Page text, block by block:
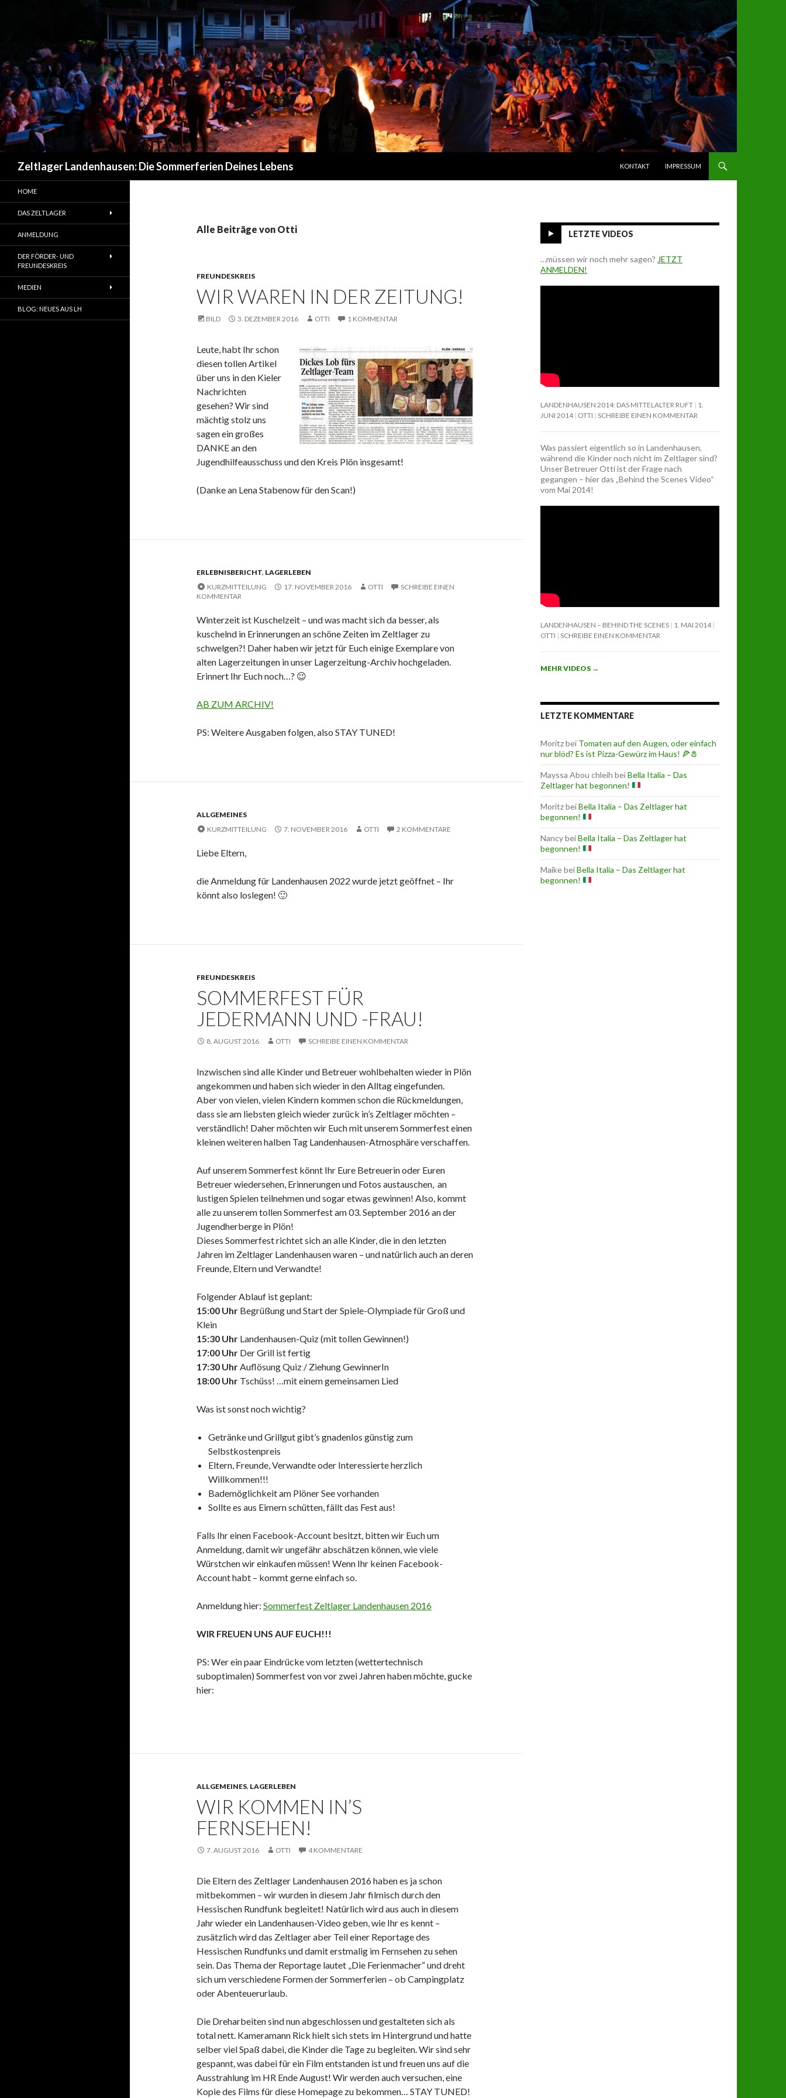
Zeltlager Landenhausen: Die Sommerferien Deines Lebens
KONTAKT
IMPRESSUM
Alle Beiträge von Otti
FREUNDESKREIS
WIR WAREN IN DER ZEITUNG!
BILD 3. DEZEMBER 2016 OTTI 1 KOMMENTAR
Leute, habt Ihr schon
diesen tollen Artikel
über uns in den Kieler
Nachrichten
gesehen? Wir sind
mächtig stolz uns
sagen ein großes
DANKE an den
Jugendhilfeausschuss und den Kreis Plön insgesamt!
(Danke an Lena Stabenow für den Scan!)
ERLEBNISBERICHT, LAGERLEBEN
KURZMITTEILUNG
17. NOVEMBER 2016 OTTI
SCHREIBE EINEN
KOMMENTAR
Winterzeit ist Kuschelzeit – und was macht sich da besser, als
kuschelnd in Erinnerungen an schöne Zeiten im Zeltlager zu
schwelgen?! Daher haben wir jetzt für Euch einige Exemplare von
alten Lagerzeitungen in unser Lagerzeitung-Archiv hochgeladen.
Erinnert Ihr Euch noch…? 😉
AB ZUM ARCHIV!
PS: Weitere Ausgaben folgen, also STAY TUNED!
ALLGEMEINES
KURZMITTEILUNG
7. NOVEMBER 2016 OTTI 2 KOMMENTARE
Liebe Eltern,
die Anmeldung für Landenhausen 2022 wurde jetzt geöffnet – Ihr
könnt also loslegen! 🙂
FREUNDESKREIS
SOMMERFEST FÜR
JEDERMANN UND -FRAU!
8. AUGUST 2016 OTTI SCHREIBE EINEN KOMMENTAR
Inzwischen sind alle Kinder und Betreuer wohlbehalten wieder in Plön
angekommen und haben sich wieder in den Alltag eingefunden.
Aber von vielen, vielen Kindern kommen schon die Rückmeldungen,
dass sie am liebsten gleich wieder zurück in’s Zeltlager möchten –
verständlich! Daher möchten wir Euch mit unserem Sommerfest einen
kleinen weiteren halben Tag Landenhausen-Atmosphäre verschaffen.
Auf unserem Sommerfest könnt Ihr Eure Betreuerin oder Euren
Betreuer wiedersehen, Erinnerungen und Fotos austauschen, an
lustigen Spielen teilnehmen und sogar etwas gewinnen! Also, kommt
alle zu unserem tollen Sommerfest am 03. September 2016 an der
Jugendherberge in Plön!
Dieses Sommerfest richtet sich an alle Kinder, die in den letzten
Jahren im Zeltlager Landenhausen waren – und natürlich auch an deren
Freunde, Eltern und Verwandte!
Folgender Ablauf ist geplant:
15:00 Uhr Begrüßung und Start der Spiele-Olympiade für Groß und
Klein
15:30 Uhr Landenhausen-Quiz (mit tollen Gewinnen!)
17:00 Uhr Der Grill ist fertig
17:30 UhrAuflösung Quiz / Ziehung GewinnerIn
18:00 Uhr Tschüss! …mit einem gemeinsamen Lied
Was ist sonst noch wichtig?
Getränke und Grillgut gibt’s gnadenlos günstig zum
Selbstkostenpreis
Eltern, Freunde, Verwandte oder Interessierte herzlich
Willkommen!!!
Bademöglichkeit am Plöner See vorhanden
Sollte es aus Eimern schütten, fällt das Fest aus!
Falls Ihr einen Facebook-Account besitzt, bitten wir Euch um
Anmeldung, damit wir ungefähr abschätzen können, wie viele
Würstchen wir einkaufen müssen! Wenn Ihr keinen Facebook-
Account habt – kommt gerne einfach so.
Anmeldung hier: Sommerfest Zeltlager Landenhausen 2016
WIR FREUEN UNS AUF EUCH!!!
PS: Wer ein paar Eindrücke vom letzten (wettertechnisch
suboptimalen) Sommerfest von vor zwei Jahren haben möchte, gucke
hier:
ALLGEMEINES, LAGERLEBEN
WIR KOMMEN IN’S
FERNSEHEN!
7. AUGUST 2016 OTTI 4 KOMMENTARE
Die Eltern des Zeltlager Landenhausen 2016 haben es ja schon
mitbekommen – wir wurden in diesem Jahr filmisch durch den
Hessischen Rundfunk begleitet! Natürlich wird aus auch in diesem
Jahr wieder ein Landenhausen-Video geben, wie Ihr es kennt –
zusätzlich wird das Zeltlager aber Teil einer Reportage des
Hessischen Rundfunks und damit erstmalig im Fernsehen zu sehen
sein. Das Thema der Reportage lautet „Die Ferienmacher“ und dreht
sich um verschiedene Formen der Sommerferien – ob Campingplatz
oder Abenteuerurlaub.
Die Dreharbeiten sind nun abgeschlossen und gestalteten sich als
total nett. Kameramann Rick hielt sich stets im Hintergrund und hatte
selber viel Spaß dabei, die Kinder die Tage zu begleiten. Wir sind sehr
gespannt, was dabei für ein Film entstanden ist und freuen uns auf die
Ausstrahlung im HR Ende August! Wir werden auch versuchen, eine
Kopie des Films für diese Homepage zu bekommen… STAY TUNED!
LETZTE VIDEOS
…müssen wir noch mehr sagen? JETZT
ANMELDEN!
LANDENHAUSEN 2014: DAS MITTELALTER RUFT
1.
JUNI 2014 OTTI SCHREIBE EINEN KOMMENTAR
Was passiert eigentlich so in Landenhausen,
während die Kinder noch nicht im Zeltlager sind?
Unser Betreuer Otti ist der Frage nach
gegangen – hier das „Behind the Scenes Video“
vom Mai 2014!
LANDENHAUSEN – BEHIND THE SCENES
1. MAI 2014
OTTI SCHREIBE EINEN KOMMENTAR
MEHR VIDEOS →
LETZTE KOMMENTARE
Moritzbei Tomaten auf den Augen, oder einfach
nur blöd? Es ist Pizza-Gewürz im Haus! 🍕🧂
Mayssa Abou chleih beiBella Italia – Das
Zeltlager hat begonnen!
MoritzbeiBella Italia – Das Zeltlager hat
begonnen!
NancybeiBella Italia – Das Zeltlager hat
begonnen!
MaikebeiBella Italia – Das Zeltlager hat
begonnen!
HOME
DAS ZELTLAGER
ANMELDUNG
DER FÖRDER- UND
FREUNDESKREIS
MEDIEN
BLOG: NEUES AUS LH